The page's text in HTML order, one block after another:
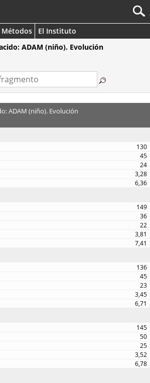
Métodos
El Instituto
ADAM (niño). Evolución
ADAM (niño). Evolución
130
45
24
3,28
6,36
149
36
22
3,81
7,41
136
45
23
3,45
6,71
145
50
25
3,52
6,78